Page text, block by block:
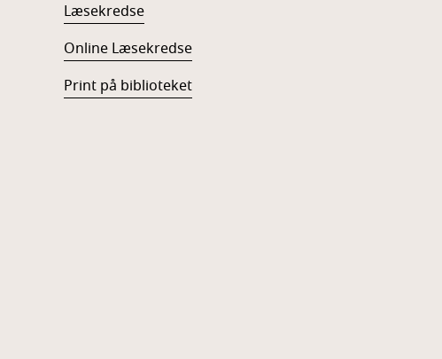
Læsekredse
Online Læsekredse
Print på biblioteket